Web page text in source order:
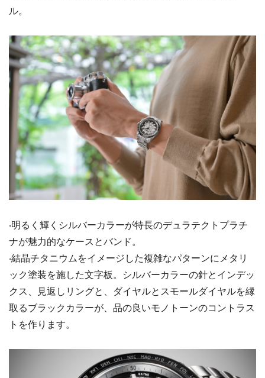
ル。
‧明るく輝くシルバーカラーが特⻑のデュラテクトプラチ
ナが魅⼒的なケースとバンド。
‧結晶チタニウムをイメージした複雑なパターンにメタリ
ック塗装を施した⽂字板。シルバーカラーの針とインデッ
クス、見返しリングと、ダイヤルとスモールダイヤルを縁
取るブラックカラーが、品の良いモノトーンのコントラス
トを作ります。